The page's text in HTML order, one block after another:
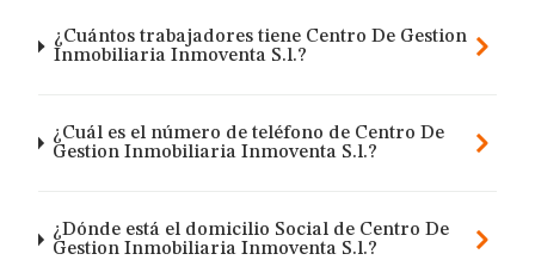
¿Cuántos trabajadores tiene Centro De Gestion
Inmobiliaria Inmoventa S.l.?
¿Cuál es el número de teléfono de Centro De
Gestion Inmobiliaria Inmoventa S.l.?
¿Dónde está el domicilio Social de Centro De
Gestion Inmobiliaria Inmoventa S.l.?